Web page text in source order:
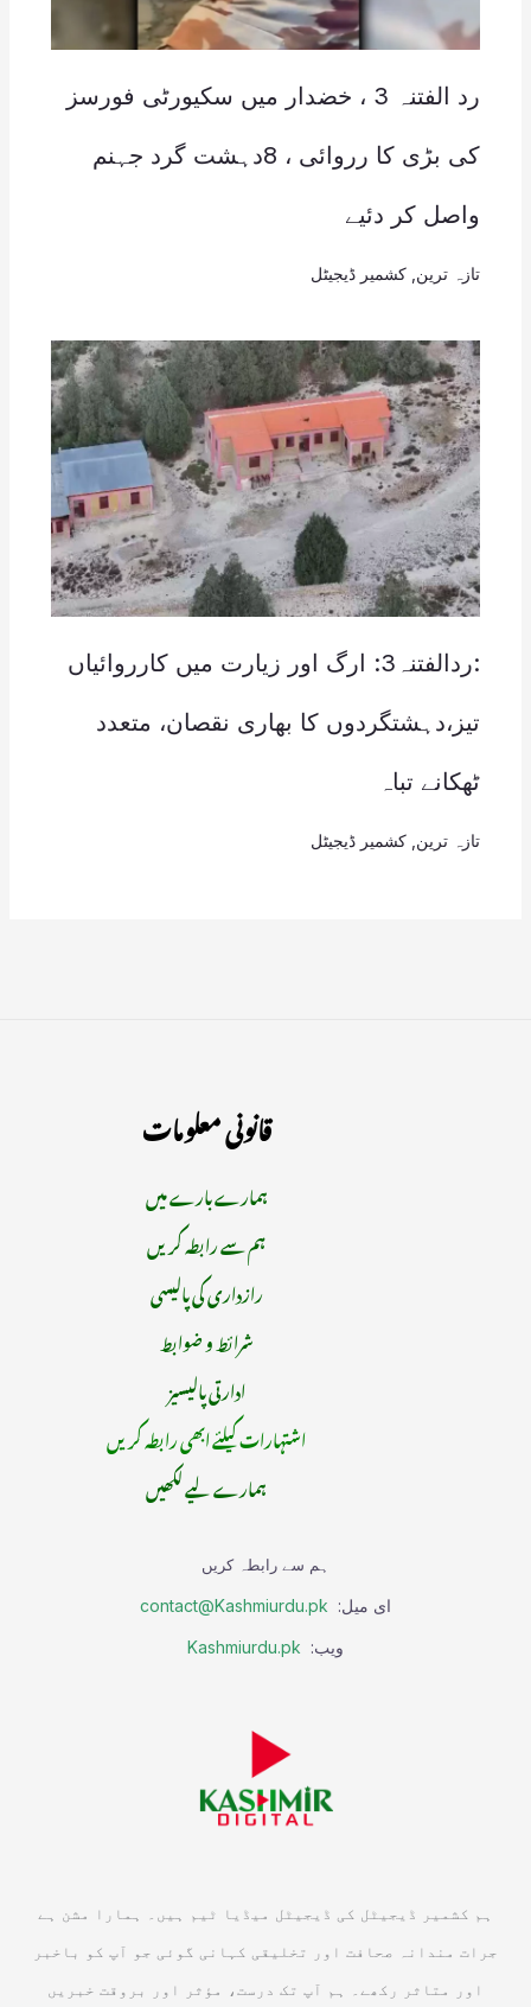
رد الفتنہ 3 ، خضدار میں سکیورٹی فورسز
کی بڑی کا رروائی ، 8دہشت گرد جہنم
واصل کر دئیے
تازہ ترین کشمیر ڈیجیٹل
:ردالفتنہ3: ارگ اور زیارت میں کارروائیاں
تیز،دہشتگردوں کا بھاری نقصان، متعدد
ٹھکانے تباہ
تازہ ترین کشمیر ڈیجیٹل
قانونی معلومات
ہمارے بارے میں
ہم سے رابطہ کریں
رازداری کی پالیسی
شرائط و ضوابط
ادارتی پالیسیز
اشتہارات کیلئے ابھی رابطہ کریں
ہمارے لیے لکھیں
ہم سے رابطہ کریں
ای میل: contact@Kashmiurdu.pk
ویب: Kashmiurdu.pk
ہم کشمیر ڈیجیٹل کی ڈیجیٹل میڈیا ٹیم ہیں۔ ہمارا مشن ہے
جرات مندانہ صحافت اور تخلیقی کہانی گوئی جو آپ کو باخبر
اور متاثر رکھے۔ ہم آپ تک درست، مؤثر اور بروقت خبریں